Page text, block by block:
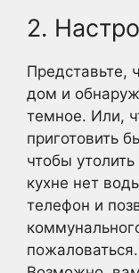
2.
Представьте,
дом и
темное. Или,
приготовить
чтобы
кухне нет
телефон и